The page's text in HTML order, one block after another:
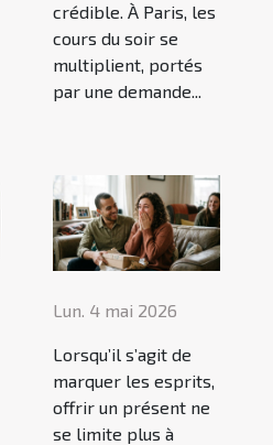
crédible. À Paris, les
cours du soir se
multiplient, portés
par une demande...
Lun. 4 mai 2026
Lorsqu’il s’agit de
marquer les esprits,
offrir un présent ne
se limite plus à